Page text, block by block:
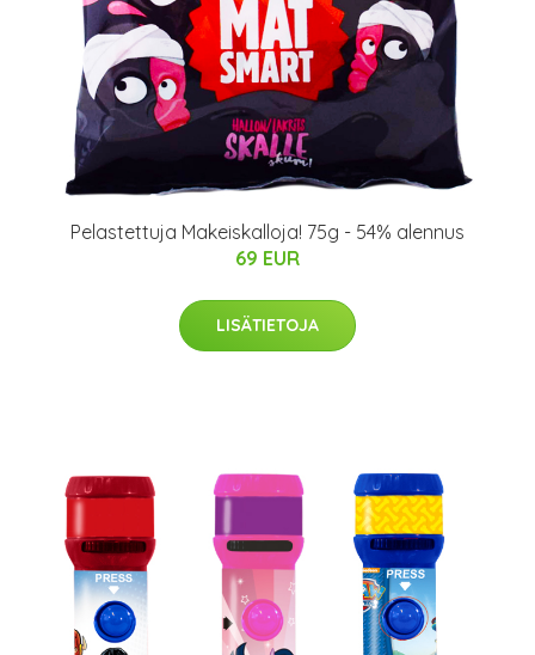
Pelastettuja Makeiskalloja! 75g - 54% alennus
69 EUR
LISÄTIETOJA